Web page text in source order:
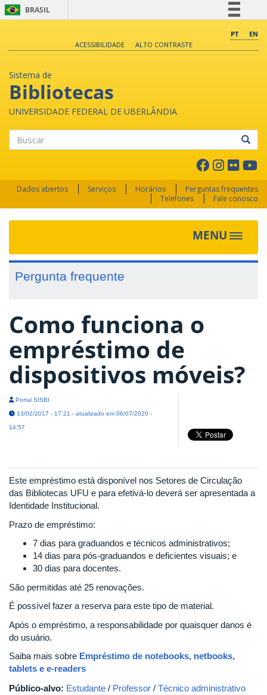
BRASIL
Comunica BR
PT
EN
ACESSIBILIDADE
ALTO CONTRASTE
Sistema de
Bibliotecas
UNIVERSIDADE FEDERAL DE UBERLÂNDIA
Dados abertos Serviços Horários
Perguntas frequentes
Telefones
Fale conosco
MENU Toggle
Pergunta frequente
Como funciona o
empréstimo de
dispositivos móveis?
Portal SISBI
13/02/2017 - 17:21 - atualizado em 06/07/2020 -
14:57
Este empréstimo está disponível nos Setores de Circulação
das Bibliotecas UFU e para efetivá-lo deverá ser apresentada a
Identidade Institucional.
Prazo de empréstimo:
7 dias para graduandos e técnicos administrativos;
14 dias para pós-graduandos e deficientes visuais; e
30 dias para docentes.
São permitidas até 25 renovações.
É possível fazer a reserva para este tipo de material.
Após o empréstimo, a responsabilidade por quaisquer danos é
do usuário.
Saiba mais sobre Empréstimo de notebooks, netbooks,
tablets e e-readers
Público-alvo: Estudante / Professor / Técnico administrativo